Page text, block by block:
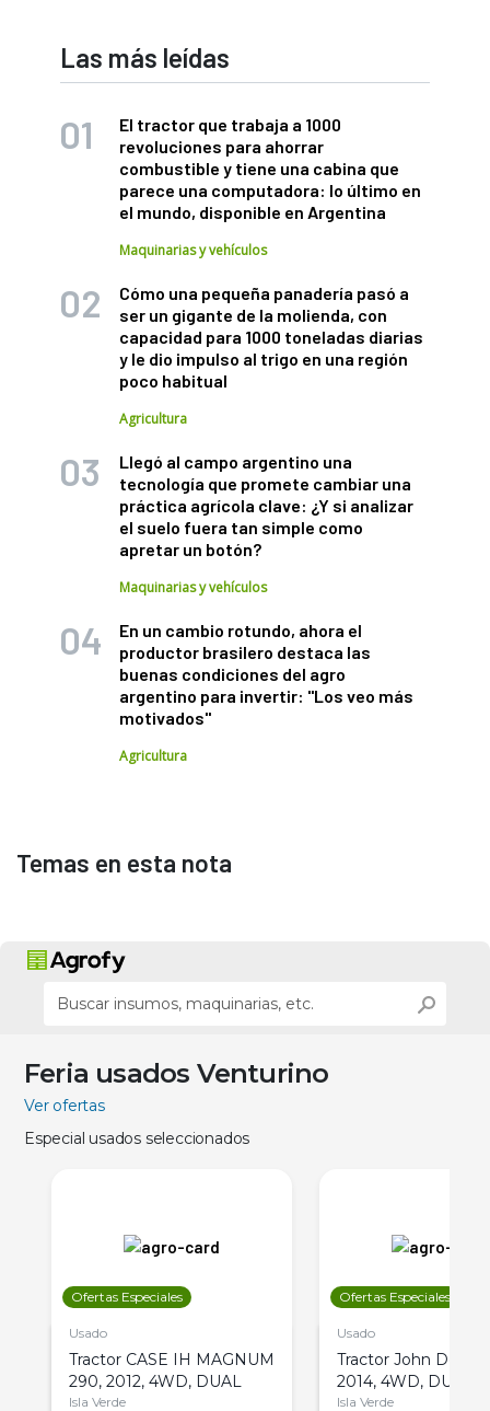
Las más leídas
El tractor que trabaja a 1000
revoluciones para ahorrar
combustible y tiene una cabina que
parece una computadora: lo último en
el mundo, disponible en Argentina
Maquinarias y vehículos
Cómo una pequeña panadería pasó a
ser un gigante de la molienda, con
capacidad para 1000 toneladas diarias
y le dio impulso al trigo en una región
poco habitual
Agricultura
Llegó al campo argentino una
tecnología que promete cambiar una
práctica agrícola clave: ¿Y si analizar
el suelo fuera tan simple como
apretar un botón?
Maquinarias y vehículos
En un cambio rotundo, ahora el
productor brasilero destaca las
buenas condiciones del agro
argentino para invertir: "Los veo más
motivados"
Agricultura
Temas en esta nota
Feria usados Venturino
Ver ofertas
Especial usados seleccionados
Ofertas Especiales
Usado
Tractor CASE IH MAGNUM
290, 2012, 4WD, DUAL
Isla Verde
Ofertas Especiales
Usado
Tractor John Deere
2014, 4WD, DUAL
Isla Verde